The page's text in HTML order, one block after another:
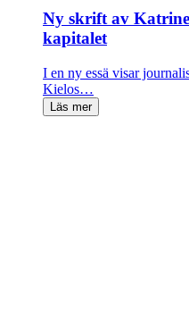
Ny skrift av
kapitalet
I en ny essä visar
Kielos…
Läs mer